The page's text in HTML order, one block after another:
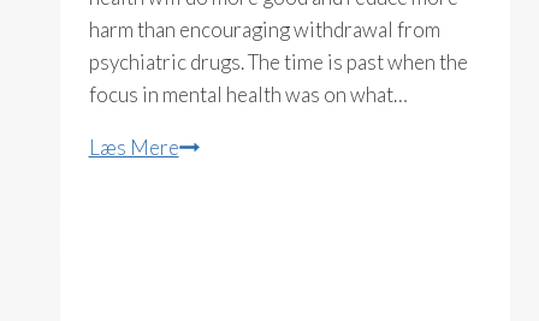
harm than encouraging withdrawal from
psychiatric drugs. The time is past when the
focus in mental health was on what…
Læs MerePsychiatric